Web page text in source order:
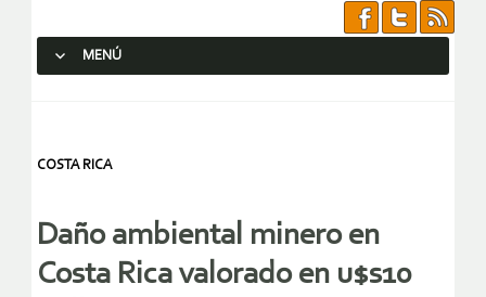
MENÚ
COSTA RICA
Daño ambiental minero en
Costa Rica valorado en u$s10